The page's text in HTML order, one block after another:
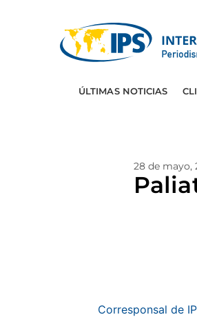
ÚLTIMAS NOTICIAS
28 de mayo,
Corresponsal de